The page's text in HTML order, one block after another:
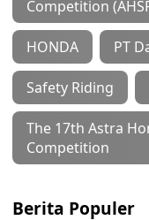
Competition
HONDA PT
Safety Riding
The 17th Astra
Competition
Berita Populer